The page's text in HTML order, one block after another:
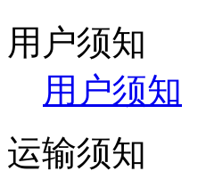
用户须知
用户须知
运输须知